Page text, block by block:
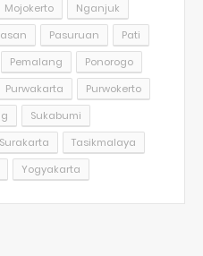
Mojokerto
Nganjuk
Pasuruan
Pati
Pemalang
Ponorogo
Purwakarta
Purwokerto
Sukabumi
Surakarta
Tasikmalaya
Yogyakarta